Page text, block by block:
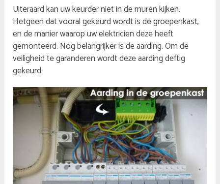
Uiteraard kan uw keurder niet in de muren kijken.
Hetgeen dat vooral gekeurd wordt is de groepenkast,
en de manier waarop uw elektricien deze heeft
gemonteerd. Nog belangrijker is de aarding. Om de
veiligheid te garanderen wordt deze aarding deftig
gekeurd.